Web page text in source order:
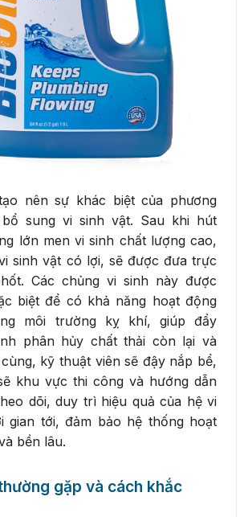
nên sự khác biệt của phương
sung vi sinh vật. Sau khi hút
lớn men vi sinh chất lượng cao,
sinh vật có lợi, sẽ được đưa trực
Các chủng vi sinh này được
biệt để có khả năng hoạt động
môi trường kỵ khí, giúp đẩy
phân hủy chất thải còn lại và
kỹ thuật viên sẽ đậy nắp bể,
khu vực thi công và hướng dẫn
dõi, duy trì hiệu quả của hệ vi
gian tới, đảm bảo hệ thống hoạt
bền lâu.
gặp và cách khắc